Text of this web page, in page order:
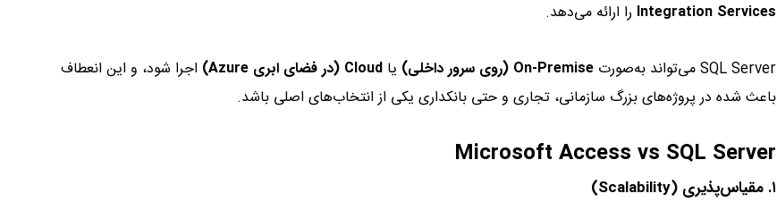
Integration Services را ارائه می‌دهد.
SQL Server می‌تواند به‌صورت On-Premise (روی سرور داخلی) یاCloud (در فضای ابری Azure)
اجرا شود، و این انعطاف
باعث شده در پروژه‌های بزرگ سازمانی، تجاری و حتی بانکداری یکی از انتخاب‌های اصلی باشد.
Microsoft Access vs SQL Server
۱. مقیاس‌پذیری (Scalability)